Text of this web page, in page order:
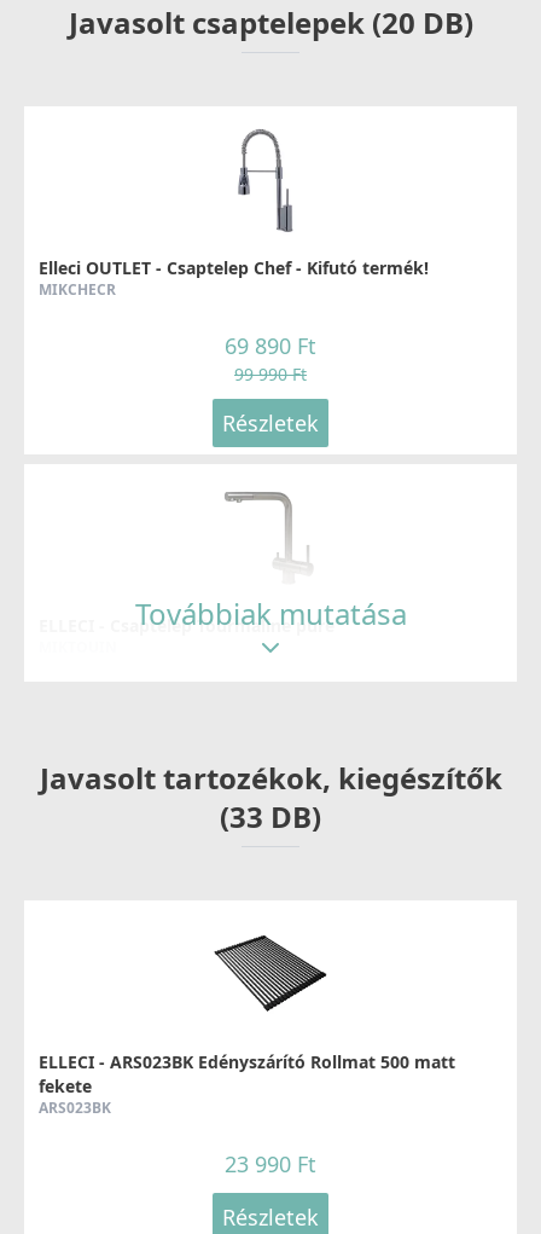
Javasolt csaptelepek (20 DB)
Elleci OUTLET - Csaptelep Chef - Kifutó termék!
MIKCHECR
69 890 Ft
99 990 Ft
Részletek
ELLECI - Csaptelep Tourmaline pure
ELLECI - Csaptelep Adige
Továbbiak mutatása
Javasolt tartozékok, kiegészítők
(33 DB)
ELLECI - ARS023BK Edényszárító Rollmat 500 matt
fekete
ARS023BK
23 990 Ft
Részletek